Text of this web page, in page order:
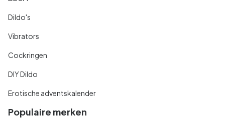
Dildo's
Vibrators
Cockringen
DIY Dildo
Erotische adventskalender
Populaire merken